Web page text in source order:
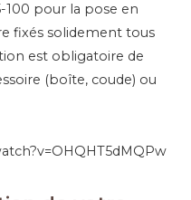
100 pour la pose en
fixés solidement tous
est obligatoire de
(boîte, coude) ou